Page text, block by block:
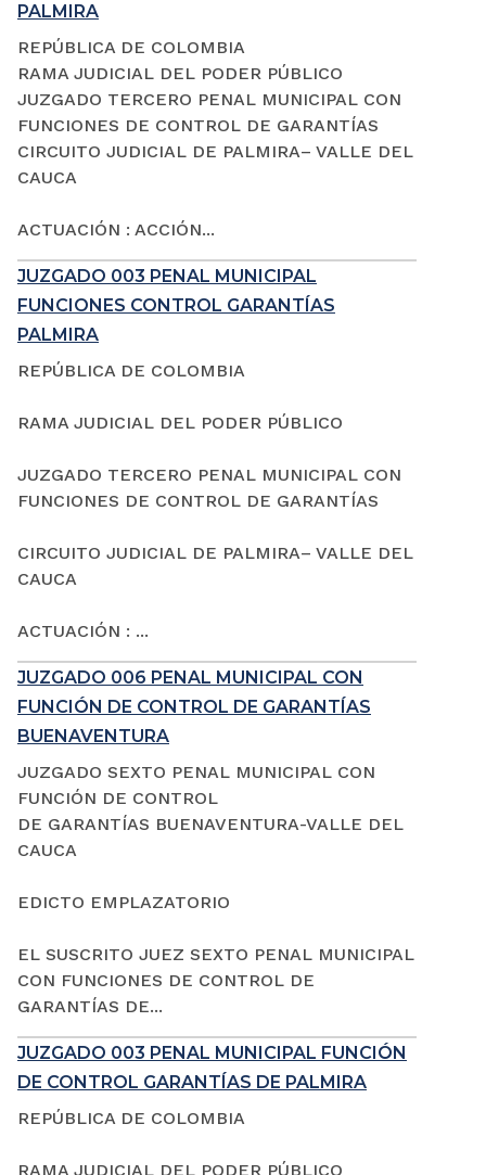
PALMIRA
REPÚBLICA DE COLOMBIA
RAMA JUDICIAL DEL PODER PÚBLICO
JUZGADO TERCERO PENAL MUNICIPAL CON
FUNCIONES DE CONTROL DE GARANTÍAS
CIRCUITO JUDICIAL DE PALMIRA– VALLE DEL
CAUCA
ACTUACIÓN : ACCIÓN...
JUZGADO 003 PENAL MUNICIPAL
FUNCIONES CONTROL GARANTÍAS
PALMIRA
REPÚBLICA DE COLOMBIA
RAMA JUDICIAL DEL PODER PÚBLICO
JUZGADO TERCERO PENAL MUNICIPAL CON
FUNCIONES DE CONTROL DE GARANTÍAS
CIRCUITO JUDICIAL DE PALMIRA– VALLE DEL
CAUCA
ACTUACIÓN : ...
JUZGADO 006 PENAL MUNICIPAL CON
FUNCIÓN DE CONTROL DE GARANTÍAS
BUENAVENTURA
JUZGADO SEXTO PENAL MUNICIPAL CON
FUNCIÓN DE CONTROL
DE GARANTÍAS BUENAVENTURA-VALLE DEL
CAUCA
EDICTO EMPLAZATORIO
EL SUSCRITO JUEZ SEXTO PENAL MUNICIPAL
CON FUNCIONES DE CONTROL DE
GARANTÍAS DE...
JUZGADO 003 PENAL MUNICIPAL FUNCIÓN
DE CONTROL GARANTÍAS DE PALMIRA
REPÚBLICA DE COLOMBIA
RAMA JUDICIAL DEL PODER PÚBLICO